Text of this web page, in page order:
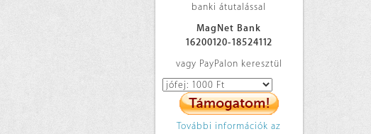
banki átutalással
MagNet Bank
16200120-18524112
vagy PayPalon keresztül
További információk az